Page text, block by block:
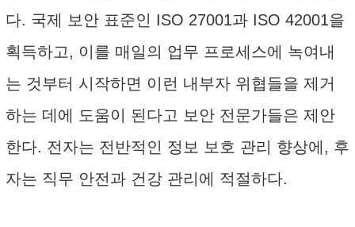
다. 국제 보안 표준인 ISO 27001과 ISO 42001을
획득하고, 이를 매일의 업무 프로세스에 녹여내
는 것부터 시작하면 이런 내부자 위협들을 제거
하는 데에 도움이 된다고 보안 전문가들은 제안
한다. 전자는 전반적인 정보 보호 관리 향상에, 후
자는 직무 안전과 건강 관리에 적절하다.